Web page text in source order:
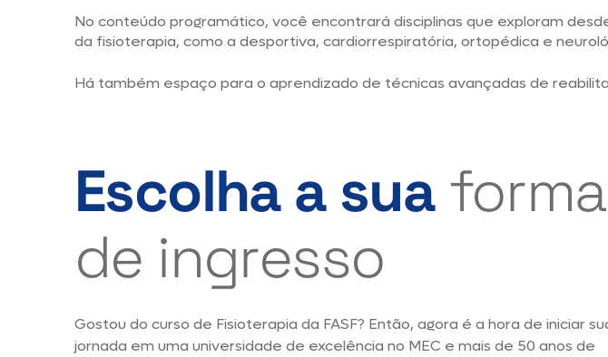
No conteúdo programático, você encontrará disciplinas que exploram
da fisioterapia, como a desportiva, cardiorrespiratória, ortopédica e
Há também espaço para o aprendizado de técnicas avançadas de
Escolha a suaforma
de ingresso
Gostou do curso de Fisioterapia da FASF? Então, agora é a hora de iniciar
jornada em uma universidade de excelência no MEC e mais de 50 anos de